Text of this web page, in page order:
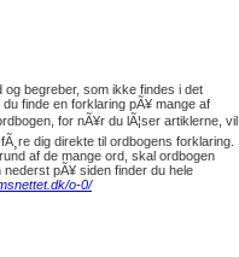
begreber, som ikke findes i det
finde en forklaring pÃ¥ mange af
for nÃ¥r du lÃ¦ser artiklerne, vil
dig direkte til ordbogens forklaring.
af de mange ord, skal ordbogen
pÃ¥ siden finder du hele
o-0/